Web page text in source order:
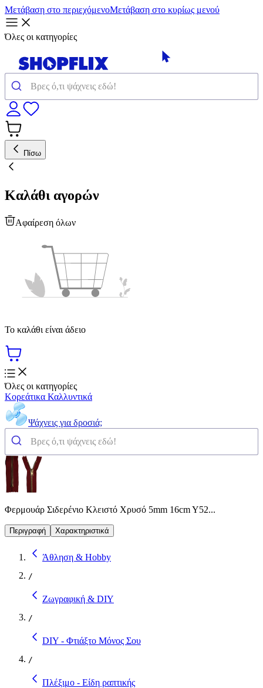
Μετάβαση στο περιεχόμενοΜετάβαση στο κυρίως μενού
Όλες οι κατηγορίες
Πίσω
Καλάθι αγορών
Αφαίρεση όλων
Το καλάθι είναι άδειο
Όλες οι κατηγορίες
Κορεάτικα Καλλυντικά
Ψάχνεις για δροσιά;
Φερμουάρ Σιδερένιο Κλειστό Χρυσό 5mm 16cm Y52...
Περιγραφή Χαρακτηριστικά
Άθληση & Hobby
/
Ζωγραφική & DIY
/
DIY - Φτιάξτο Μόνος Σου
/
Πλέξιμο - Είδη ραπτικής